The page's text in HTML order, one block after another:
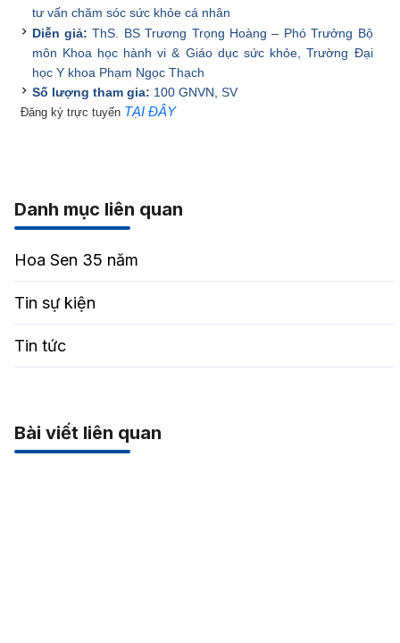
tư vấn chăm sóc sức khỏe cá nhân
Diễn giả: ThS. BS Trương Trọng Hoàng – Phó Trưởng Bộ
môn Khoa học hành vi & Giáo dục sức khỏe, Trường Đại
học Y khoa Phạm Ngọc Thạch
Số lượng tham gia: 100 GNVN, SV
Đăng ký trực tuyến TẠI ĐÂY
Danh mục liên quan
Hoa Sen 35 năm
Tin sự kiện
Tin tức
Bài viết liên quan